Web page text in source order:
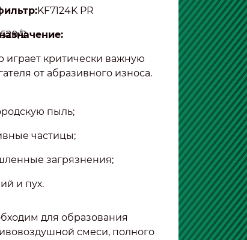
KF7124K PR
2
критически важную
от абразивного износа.
пыль;
частицы;
загрязнения;
и пух.
для образования
смеси, полного